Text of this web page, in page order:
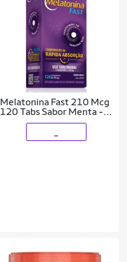
Melatonina Fast 210 Mcg
120 Tabs Sabor Menta -
Equaliv